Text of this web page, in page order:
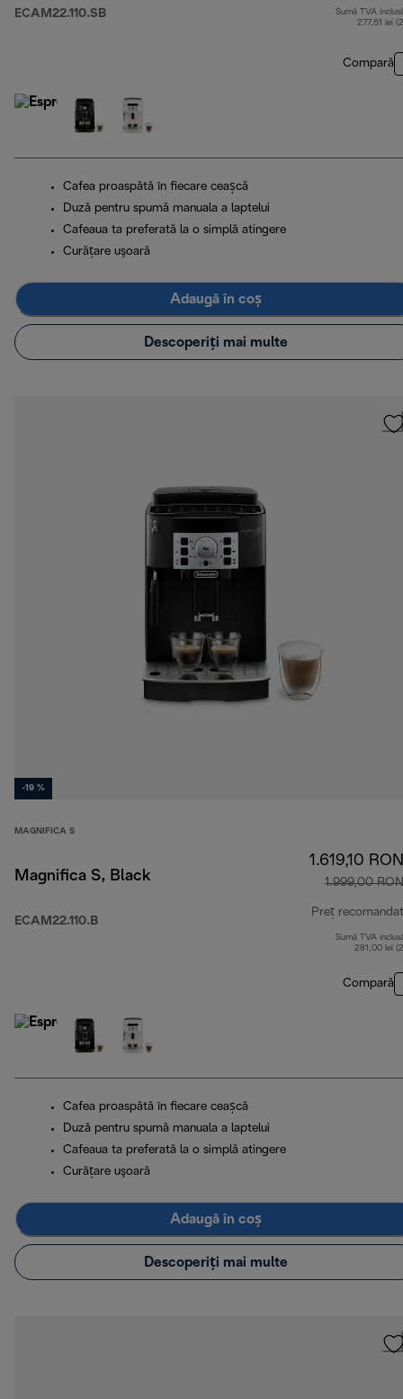
ECAM22.110.SB
Sumă TVA
277,51 lei
Compară
Cafea proaspătă în fiecare ceașcă
Duză pentru spumă manuala a laptelui
Cafeaua ta preferată la o simplă atingere
Curăţare uşoară
Adaugă în coș
Descoperiți mai multe
-19 %
MAGNIFICA S
Magnifica S, Black
ECAM22.110.B
1.619,10 RON
1.999,00 RON
Preț recomandat
Sumă TVA
281,00 lei
Compară
Cafea proaspătă în fiecare ceașcă
Duză pentru spumă manuala a laptelui
Cafeaua ta preferată la o simplă atingere
Curăţare uşoară
Adaugă în coș
Descoperiți mai multe